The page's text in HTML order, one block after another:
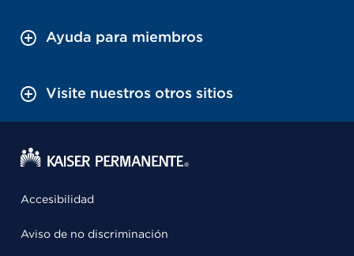
Ayuda para miembros
Visite nuestros otros sitios
Accesibilidad
Aviso de no discriminación